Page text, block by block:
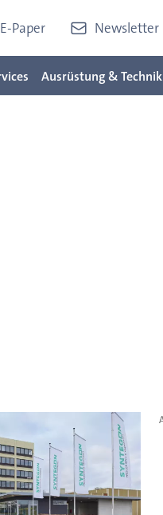
E-Paper Newsletter
Ausrüstung & Technik